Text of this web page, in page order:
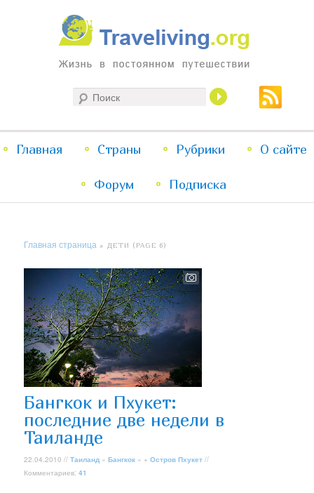
Traveliving
Жизнь в постоянном путешествии
меню
Перейти
к
Перейти
к
Главная Страны Рубрики О сайте
Форум Подписка
Главная страница » ДЕТИ (PAGE 6)
Бангкок и Пхукет:
последние две недели в
Таиланде
22.04.2010 //Таиланд »Бангкок » +Остров Пхукет //
Комментариев:41